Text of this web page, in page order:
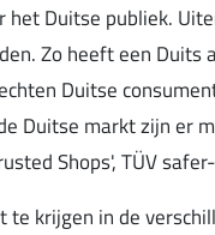
Duitse publiek.
Zo heeft een
Duitse
Duitse markt zijn er
Shops', TÜV
te krijgen in de